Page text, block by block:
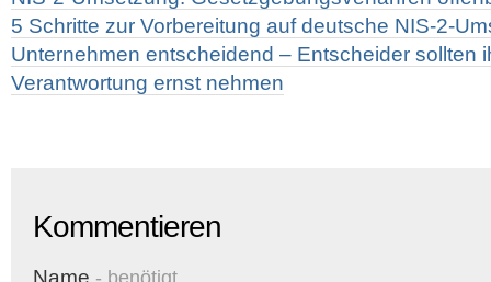
5 Schritte zur Vorbereitung auf deutsche NIS-2-
Unternehmen entscheidend – Entscheider sollten
Verantwortung ernst nehmen
Kommentieren
Name - benötigt